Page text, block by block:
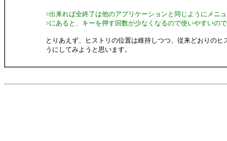
>出来れば全終了は他のアプリケーションと同じようにメニ
>にあると、キーを押す回数が少なくなるので使いやすいの
とりあえず、ヒストリの位置は維持しつつ、従来どおりのヒ
うにしてみようと思います。